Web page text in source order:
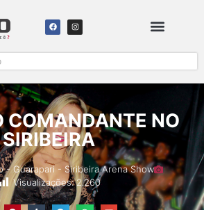
COMANDANTE NO
SIRIBEIRA
-Guarapari - Siribeira Arena Show
Visualizações: 2.260